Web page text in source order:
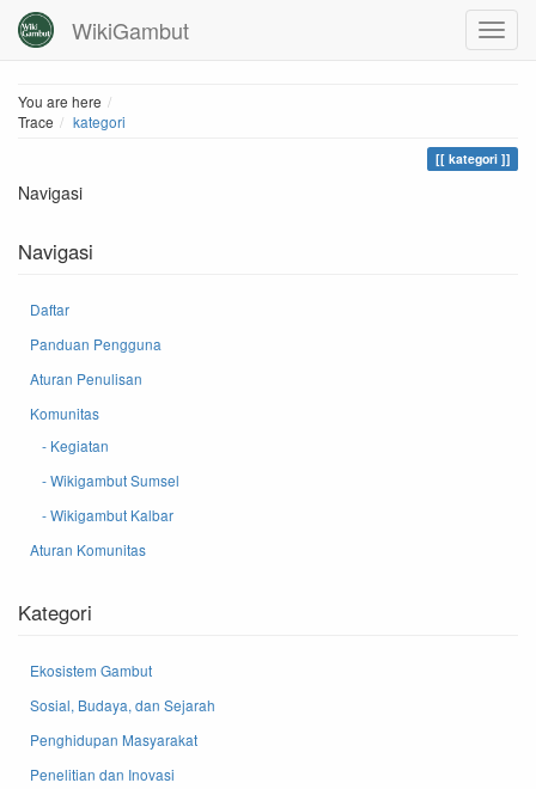
WikiGambut
You are here
Trace
kategori
kategori
Navigasi
Navigasi
Daftar
Panduan Pengguna
Aturan Penulisan
Komunitas
- Kegiatan
- Wikigambut Sumsel
- Wikigambut Kalbar
Aturan Komunitas
Kategori
Ekosistem Gambut
Sosial, Budaya, dan Sejarah
Penghidupan Masyarakat
Penelitian dan Inovasi